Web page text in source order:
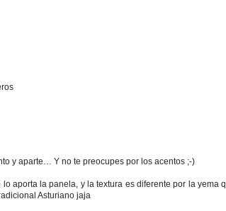
y aparte… Y no te preocupes por los acentos ;-)
aporta la panela, y la textura es diferente por la yema
Asturiano jaja